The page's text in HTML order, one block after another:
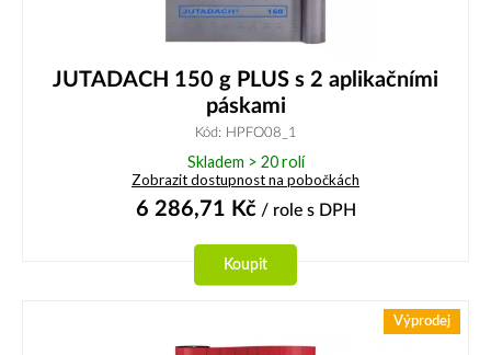
JUTADACH 150 g PLUS s 2 aplikačními
páskami
Kód: HPFO08_1
Skladem > 20 rolí
Zobrazit dostupnost na pobočkách
6 286,71 Kč/ role s DPH
Koupit
Výprodej